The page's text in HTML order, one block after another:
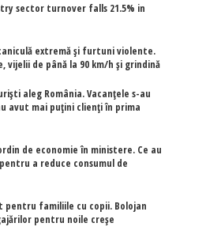
sector turnover falls 21.5% in
extremă și furtuni violente.
vijelii de până la 90 km/h și grindină
aleg România. Vacanțele s-au
avut mai puțini clienți în prima
de economie în ministere. Ce au
a reduce consumul de
pentru familiile cu copii. Bolojan
pentru noile creșe